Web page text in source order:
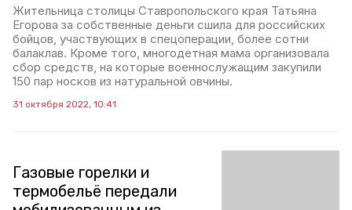
Жительница столицы Ставропольского края Татьяна
Егорова за собственные деньги сшила для российских
бойцов, участвующих в спецоперации, более сотни
балаклав. Кроме того, многодетная мама организовала
сбор средств, на которые военнослужащим закупили
150 пар носков из натуральной овчины.
31 октября 2022, 10:41
Газовые горелки и
термобельё передали